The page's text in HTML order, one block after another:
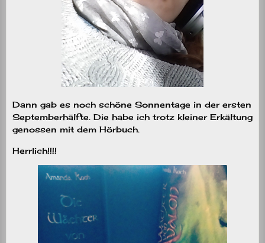
Dann gab es noch schöne Sonnentage in der ersten
Septemberhälfte. Die habe ich trotz kleiner Erkältung
genossen mit dem Hörbuch.
Herrlich!!!!